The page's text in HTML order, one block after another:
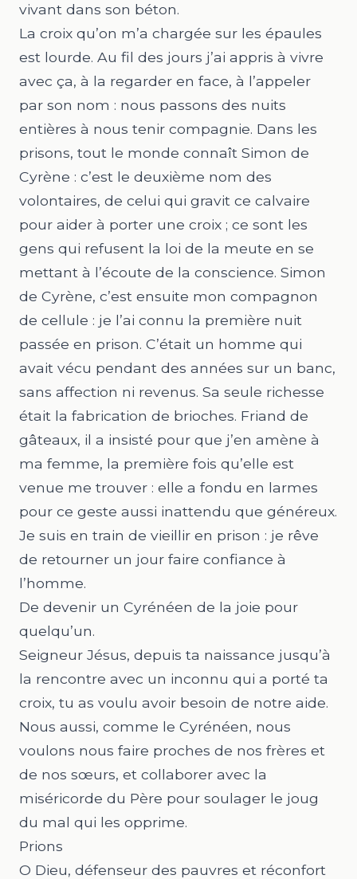
vivant dans son béton.
La croix qu’on m’a chargée sur les épaules
est lourde. Au fil des jours j’ai appris à vivre
avec ça, à la regarder en face, à l’appeler
par son nom : nous passons des nuits
entières à nous tenir compagnie. Dans les
prisons, tout le monde connaît Simon de
Cyrène : c’est le deuxième nom des
volontaires, de celui qui gravit ce calvaire
pour aider à porter une croix ; ce sont les
gens qui refusent la loi de la meute en se
mettant à l’écoute de la conscience. Simon
de Cyrène, c’est ensuite mon compagnon
de cellule : je l’ai connu la première nuit
passée en prison. C’était un homme qui
avait vécu pendant des années sur un banc,
sans affection ni revenus. Sa seule richesse
était la fabrication de brioches. Friand de
gâteaux, il a insisté pour que j’en amène à
ma femme, la première fois qu’elle est
venue me trouver : elle a fondu en larmes
pour ce geste aussi inattendu que généreux.
Je suis en train de vieillir en prison : je rêve
de retourner un jour faire confiance à
l’homme.
De devenir un Cyrénéen de la joie pour
quelqu’un.
Seigneur Jésus, depuis ta naissance jusqu’à
la rencontre avec un inconnu qui a porté ta
croix, tu as voulu avoir besoin de notre aide.
Nous aussi, comme le Cyrénéen, nous
voulons nous faire proches de nos frères et
de nos sœurs, et collaborer avec la
miséricorde du Père pour soulager le joug
du mal qui les opprime.
Prions
O Dieu, défenseur des pauvres et réconfort